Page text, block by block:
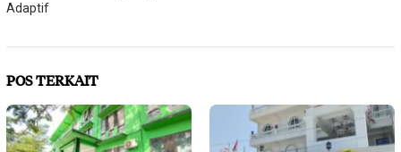
Adaptif
POS TERKAIT